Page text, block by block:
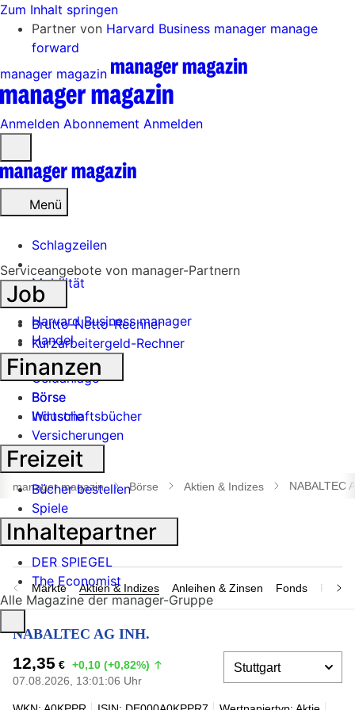
Zum Inhalt springen
Partner von Harvard Business manager manage
forward
manager magazin
Anmelden Abonnement Anmelden
öffnen
Menü
Schlagzeilen
Mobilität
Tech
Harvard Business manager
Handel
Banken
Geldanlage
Börse
Industrie
Suche
öffnen
manager magazin Börse Aktien & Indizes NABALTEC
Märkte Aktien & Indizes Anleihen & Zinsen Fonds
NABALTEC AG INH.
12,35 € +0,10 (+0,82%)
07.08.2026, 13:01:06 Uhr
Serviceangebote von manager-Partnern
Job
Brutto-Netto-Rechner
Kurzarbeitergeld-Rechner
Finanzen
Börse
Wirtschaftsbücher
Versicherungen
Freizeit
Bücher bestellen
Spiele
Inhaltepartner
DER SPIEGEL
The Economist
Alle Magazine der manager-Gruppe